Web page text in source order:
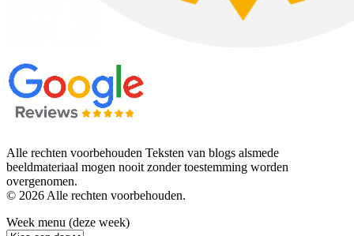
Alle rechten voorbehouden Teksten van blogs alsmede
beeldmateriaal mogen nooit zonder toestemming worden
overgenomen.
© 2026 Alle rechten voorbehouden.
Week menu (deze week)